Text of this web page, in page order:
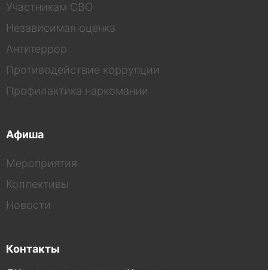
Участникам СВО
Независимая оценка
Антитеррор
Противодействие коррупции
Профилактика наркомании
Афиша
Мероприятия
Коллективы
Новости
Контакты